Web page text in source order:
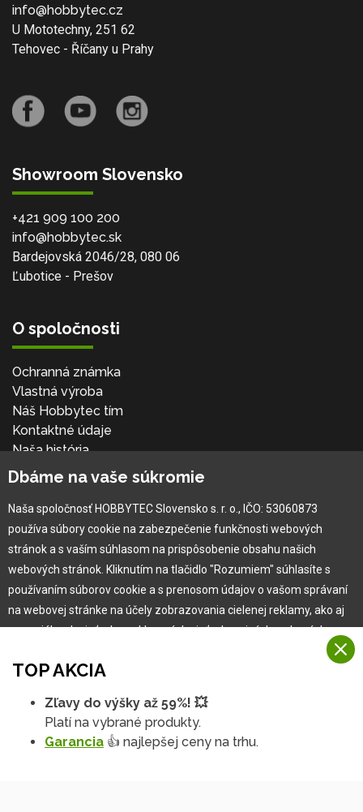
info@hobbytec.cz
U Mototechny, 251 62
Tehovec - Říčany u Prahy
Showroom Slovensko
+421 909 100 200
info@hobbytec.sk
Bardejovská 2046/28, 080 06
Ľubotice - Prešov
O spoločnosti
Ochranná známka
Vlastná výroba
Náš Hobbytec tím
Kontaktné údaje
Naša história
Kariéra
Pre zákazníka
Garancia najlepšej ceny
Užívateľský manuál
Obchodné podmienky
Zákazník & partner
Novinky
TOP AKCIA
Zľavy do výšky až 59%! 💥
Platí na vybrané produkty.
Garancia 👍 najlepšej ceny na trhu.
Dbáme na vaše súkromie
Naša spoločnosť HOBBYTEC Slovensko s. r. o., IČO: 53060873
používa súbory cookie na zabezpečenie funkčnosti webových
stránok a s vaším súhlasom na prispôsobenie obsahu našich
webových stránok. Kliknutím na tlačidlo "Rozumiem" súhlasíte s
používaním súborov cookie a s prenosom údajov o vašom správaní
na webovej stránke na účely zobrazovania cielenej reklamy, ako aj
na sociálnych sieťach a reklamných sieťach na iných webových
Viac informácií
Na našich webových stránkach používame niekoľko kategórií
Rozumiem